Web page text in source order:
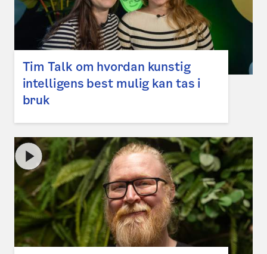
Tim Talk om hvordan kunstig
intelligens best mulig kan tas i
bruk